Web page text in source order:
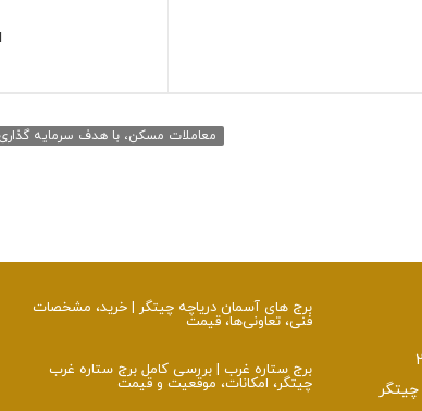
معاملات مسکن، با هدف سرمایه گذاری
برج‌ های آسمان دریاچه چیتگر | خرید، مشخصات
فنی، تعاونی‌ها، قیمت
برج ستاره غرب | بررسی کامل برج ستاره غرب
چیتگر، امکانات، موقعیت و قیمت